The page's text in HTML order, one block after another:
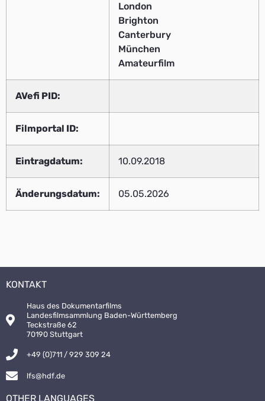
London
Brighton
Canterbury
München
Amateurfilm
AVefi PID:
Filmportal ID:
Eintragdatum: 10.09.2018
Änderungsdatum: 05.05.2026
KONTAKT
Haus des Dokumentarfilms
Landesfilmsammlung Baden-Württemberg
Teckstraße 62
70190 Stuttgart
+49 (0)711 / 929 309 24
lfs@hdf.de
OTHER LANGUAGES